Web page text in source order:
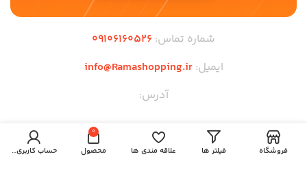
شماره تماس: 09106160526
ایمیل:info@Ramashopping.ir
آدرس:
لینک های مهم
فروشگاه فیلتر ها علاقه مندی ها
0
محصول حساب کاربری من